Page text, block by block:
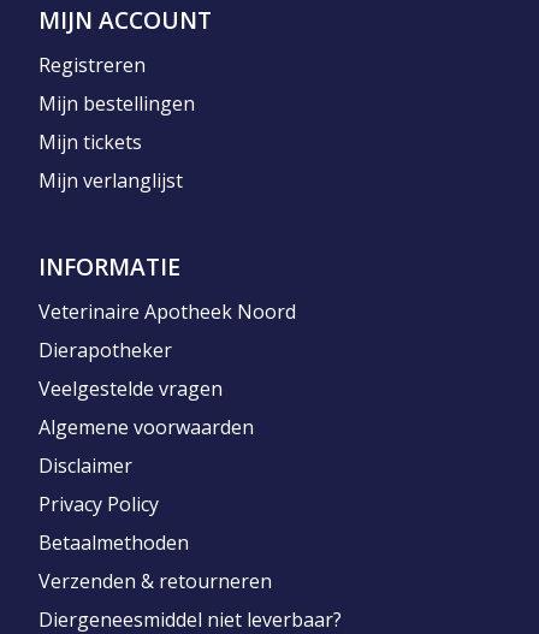
MIJN ACCOUNT
Registreren
Mijn bestellingen
Mijn tickets
Mijn verlanglijst
INFORMATIE
Veterinaire Apotheek Noord
Dierapotheker
Veelgestelde vragen
Algemene voorwaarden
Disclaimer
Privacy Policy
Betaalmethoden
Verzenden & retourneren
Diergeneesmiddel niet leverbaar?